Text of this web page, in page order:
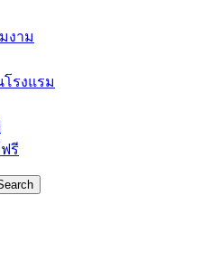
งาม
รงแรม
รี